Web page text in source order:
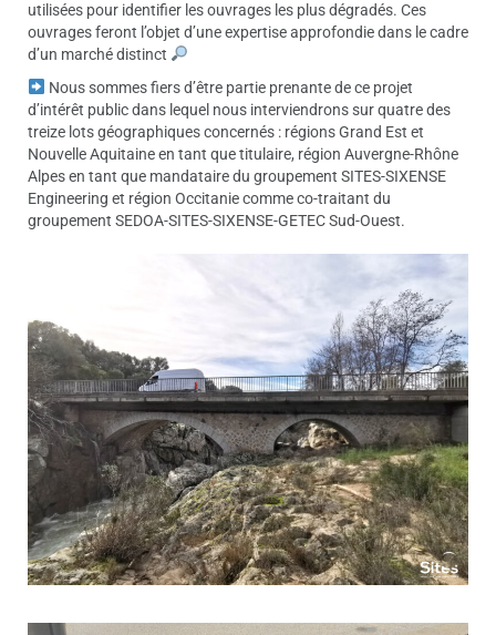
utilisées pour identifier les ouvrages les plus dégradés. Ces
ouvrages feront l’objet d’une expertise approfondie dans le cadre
d’un marché distinct
Nous sommes fiers d’être partie prenante de ce projet
d’intérêt public dans lequel nous interviendrons sur quatre des
treize lots géographiques concernés : régions Grand Est et
Nouvelle Aquitaine en tant que titulaire, région Auvergne-Rhône
Alpes en tant que mandataire du groupement SITES-SIXENSE
Engineering et région Occitanie comme co-traitant du
groupement SEDOA-SITES-SIXENSE-GETEC Sud-Ouest.